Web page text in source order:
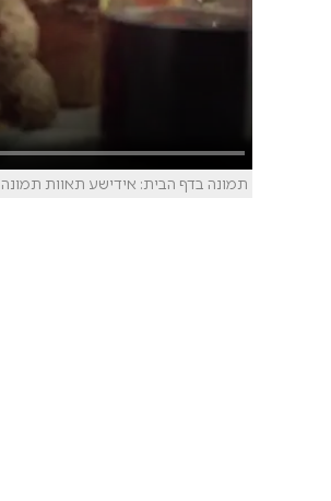
תמונה בדף הבית: אידישע תאוות תמונה